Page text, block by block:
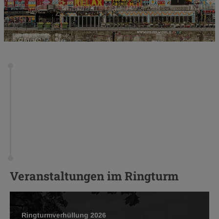
Veranstaltungen im Ringturm
Ringturmverhüllung 2026